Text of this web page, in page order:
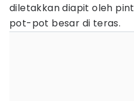
diletakkan diapit oleh
pot-pot besar di teras.